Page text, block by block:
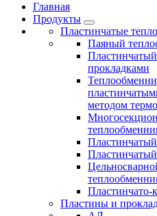
Главная
Продукты
Пластинчатые
Паяный
прокладками
методом
Пластинчато-
Пластины и